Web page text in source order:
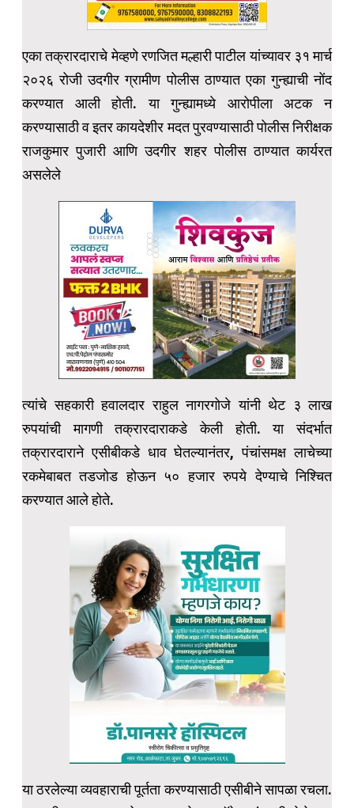
एका तक्रारदाराचे मेव्हणे रणजित मल्हारी पाटील यांच्यावर ३१ मार्च
२०२६ रोजी उदगीर ग्रामीण पोलीस ठाण्यात एका गुन्ह्याची नोंद
करण्यात आली होती. या गुन्ह्यामध्ये आरोपीला अटक न
करण्यासाठी व इतर कायदेशीर मदत पुरवण्यासाठी पोलीस निरीक्षक
राजकुमार पुजारी आणि उदगीर शहर पोलीस ठाण्यात कार्यरत
असलेले
त्यांचे सहकारी हवालदार राहुल नागरगोजे यांनी थेट ३ लाख
रुपयांची मागणी तक्रारदाराकडे केली होती. या संदर्भात
तक्रारदाराने एसीबीकडे धाव घेतल्यानंतर, पंचांसमक्ष लाचेच्या
रकमेबाबत तडजोड होऊन ५० हजार रुपये देण्याचे निश्चित
करण्यात आले होते.
या ठरलेल्या व्यवहाराची पूर्तता करण्यासाठी एसीबीने सापळा रचला.